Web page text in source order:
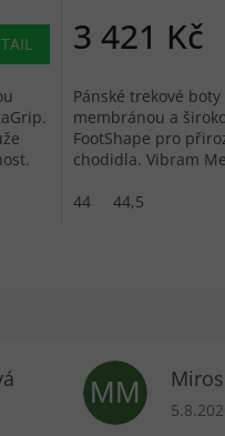
3 421 Kč
Pánské trekové boty
membránou a
FootShape pro
chodidla. Vibram
44
44,5
je 5 z 5 hvězdiček.
MM